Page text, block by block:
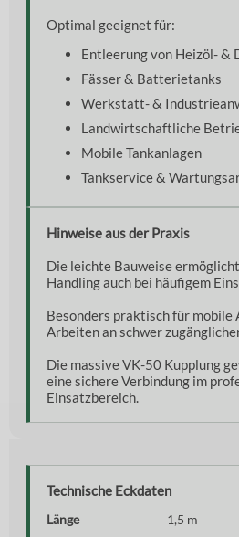
Optimal geeignet für:
Entleerung von Heizöl- &
Fässer & Batterietanks
Werkstatt- &
Landwirtschaftliche
Mobile Tankanlagen
Tankservice &
Hinweise aus der Praxis
Die leichte Bauweise
Handling auch bei häufigem
Besonders praktisch für mobile
Arbeiten an schwer
Die massive VK-50 Kupplung
eine sichere Verbindung im
Einsatzbereich.
Technische Eckdaten
Länge
1,5 m